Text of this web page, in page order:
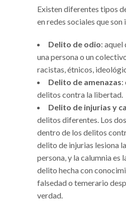
Existen diferentes tipos
en redes sociales que
Delito de odio: aquel
una persona o un
racistas, étnicos,
Delito de amenazas:
delitos contra la libertad.
Delito de injurias y
delitos diferentes. Los
dentro de los delitos
delito de injurias lesiona
persona, y la calumnia es
delito hecha con
falsedad o temerario
verdad.